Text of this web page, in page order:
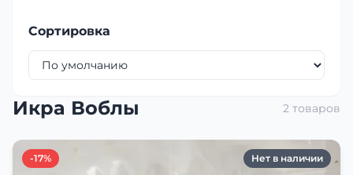
Сортировка
Икра Воблы 2 товаров
-17% Нет в наличии